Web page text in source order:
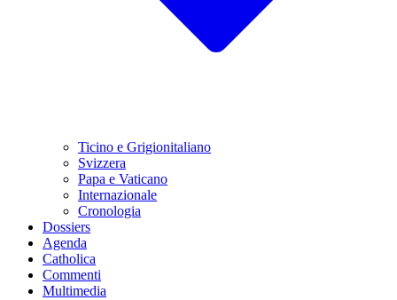
Ticino e Grigionitaliano
Svizzera
Papa e Vaticano
Internazionale
Cronologia
Dossiers
Agenda
Catholica
Commenti
Multimedia